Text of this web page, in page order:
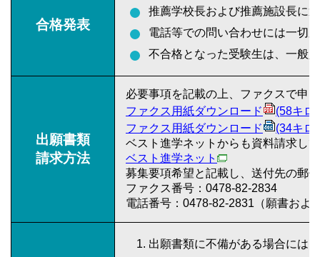
合格発表
推薦学校長および推薦施設長に
電話等での問い合わせには一切
不合格となった受験生は、一般
出願書類
請求方法
必要事項を記載の上、ファクスで申
ファクス用紙ダウンロード
(58キロ
ファクス用紙ダウンロード
(34キロ
ベスト進学ネットからも資料請求し
ベスト進学ネット
募集要項希望と記載し、送付先の郵
ファクス番号：0478-82-2834
電話番号：0478-82-2831（願書およ
出願書類に不備がある場合には